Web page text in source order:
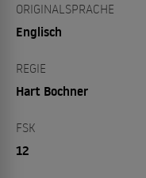
ORIGINALSPRACHE
Englisch
REGIE
Hart Bochner
FSK
12